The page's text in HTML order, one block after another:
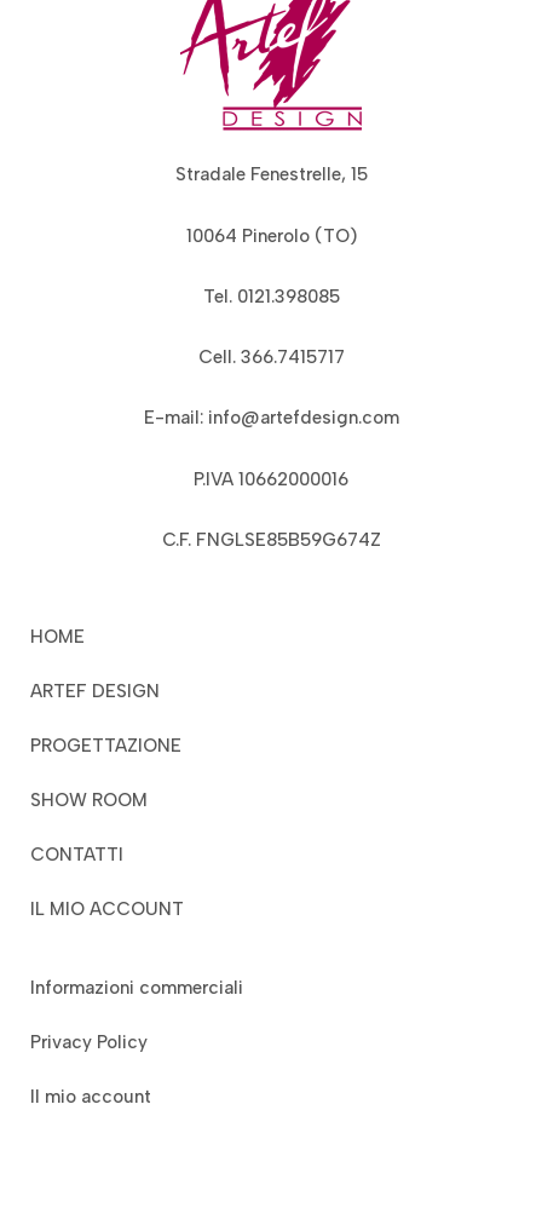
Stradale Fenestrelle, 15
10064 Pinerolo (TO)
Tel. 0121.398085
Cell. 366.7415717
E-mail: info@artefdesign.com
P.IVA 10662000016
C.F. FNGLSE85B59G674Z
HOME
ARTEF DESIGN
PROGETTAZIONE
SHOW ROOM
CONTATTI
IL MIO ACCOUNT
Informazioni commerciali
Privacy Policy
Il mio account